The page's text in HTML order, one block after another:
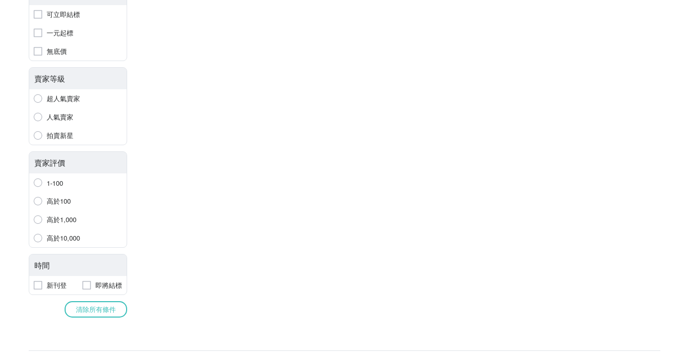
可立即結標
一元起標
無底價
賣家等級
超人氣賣家
人氣賣家
拍賣新星
賣家評價
1-100
高於100
高於1,000
高於10,000
時間
新刊登 即將結標
清除所有條件